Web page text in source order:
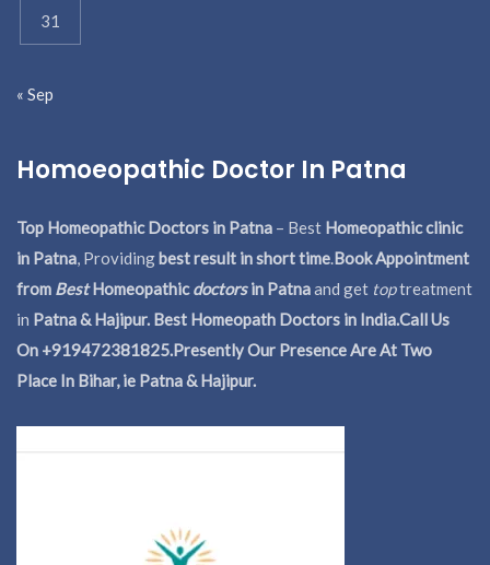
31
« Sep
Homoeopathic Doctor In Patna
Top Homeopathic Doctors in Patna – Best Homeopathic clinic
in Patna, Providingbest result in short time.Book Appointment
from BestHomeopathicdoctorsin Patnaand get toptreatment
in Patna & Hajipur. Best Homeopath Doctors in India.Call Us
On +919472381825.Presently Our Presence Are At Two
Place In Bihar, ie Patna & Hajipur.